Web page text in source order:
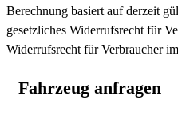
Berechnung basiert auf derzeit
gesetzliches Widerrufsrecht für
Widerrufsrecht für Verbraucher
Fahrzeug anfragen